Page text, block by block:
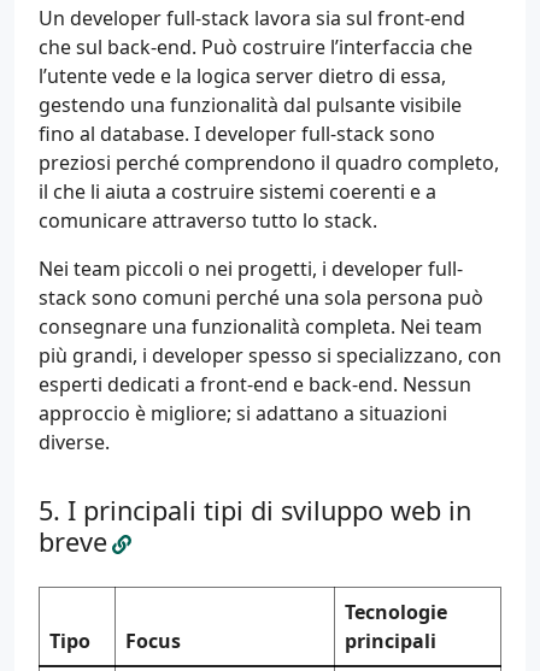
Un developer full-stack lavora sia sul front-end
che sul back-end. Può costruire l’interfaccia che
l’utente vede e la logica server dietro di essa,
gestendo una funzionalità dal pulsante visibile
fino al database. I developer full-stack sono
preziosi perché comprendono il quadro completo,
il che li aiuta a costruire sistemi coerenti e a
comunicare attraverso tutto lo stack.
Nei team piccoli o nei progetti, i developer full-
stack sono comuni perché una sola persona può
consegnare una funzionalità completa. Nei team
più grandi, i developer spesso si specializzano, con
esperti dedicati a front-end e back-end. Nessun
approccio è migliore; si adattano a situazioni
diverse.
I principali tipi di sviluppo web in
breve
Tipo Focus
Tecnologie
principali